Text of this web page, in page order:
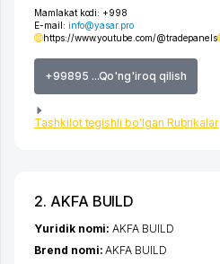
Mamlakat kodi: +998
E-mail: info@yasar.pro
https://www.youtube.com/@tradepanels
+99895 ...Qo'ng'iroq qilish
Tashkilot tegishli bo'lgan Rubrikalar
2. AKFA BUILD
Yuridik nomi:AKFA BUILD
Brend nomi:AKFA BUILD